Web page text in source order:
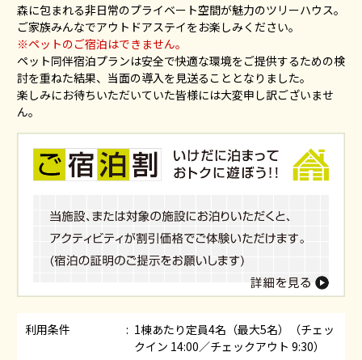
森に包まれる非日常のプライベート空間が魅力のツリーハウス。
ご家族みんなでアウトドアステイをお楽しみください。
※ペットのご宿泊はできません。
ペット同伴宿泊プランは安全で快適な環境をご提供するための検
討を重ねた結果、当面の導入を見送ることとなりました。
楽しみにお待ちいただいていた皆様には大変申し訳ございませ
ん。
利用条件
1棟あたり定員4名（最大5名）（チェッ
クイン 14:00／チェックアウト 9:30）